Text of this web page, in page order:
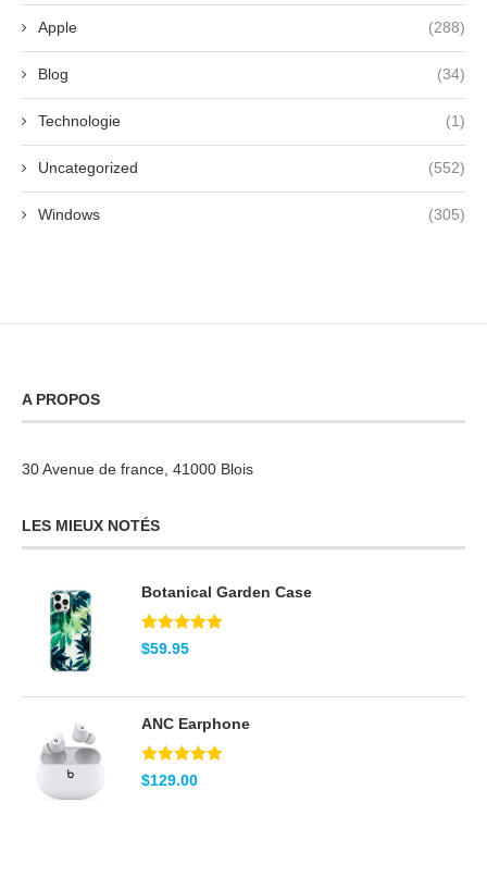
Apple (288)
Blog (34)
Technologie (1)
Uncategorized (552)
Windows (305)
A PROPOS
30 Avenue de france, 41000 Blois
LES MIEUX NOTÉS
Botanical Garden Case
Note5.00
sur 5
$59.95
ANC Earphone
Note5.00
sur 5
$129.00